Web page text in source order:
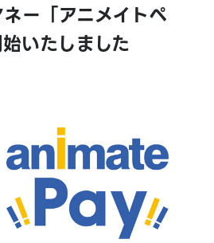
ー「アニメイトペ
いたしました